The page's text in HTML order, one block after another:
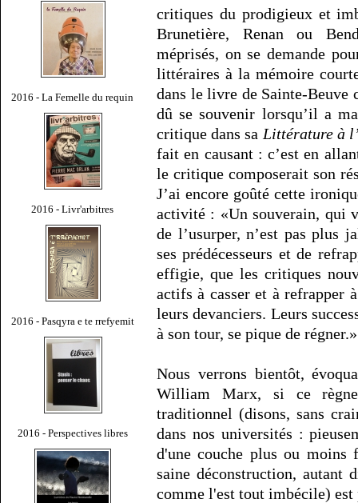
2016 - La Femelle du requin
2016 - Livr'arbitres
2016 - Pasqyra e te rrefyemit
2016 - Perspectives libres
critiques du prodigieux et
Brunetière, Renan ou
méprisés, on se demande
littéraires à la mémoire
dans le livre de Sainte-Beuve
dû se souvenir lorsqu’il a
critique dans sa Littérature à
fait en causant : c’est en
le critique composerait son
J’ai encore goûté cette
activité : «Un souverain, qui
de l’usurper, n’est pas plus
ses prédécesseurs et de
effigie, que les critiques
actifs à casser et à refrapper
leurs devanciers. Leurs
à son tour, se pique de régner.»
Nous verrons bientôt,
William Marx, si ce
traditionnel (disons, sans
dans nos universités :
d'une couche plus ou moins
saine déconstruction,
comme l'est tout imbécile) est